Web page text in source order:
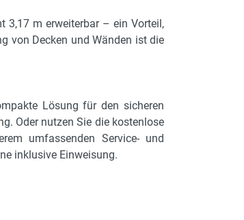
3,17 m erweiterbar – ein Vorteil,
von Decken und Wänden ist die
Lösung für den sicheren
Oder nutzen Sie die kostenlose
umfassenden Service- und
inklusive Einweisung.